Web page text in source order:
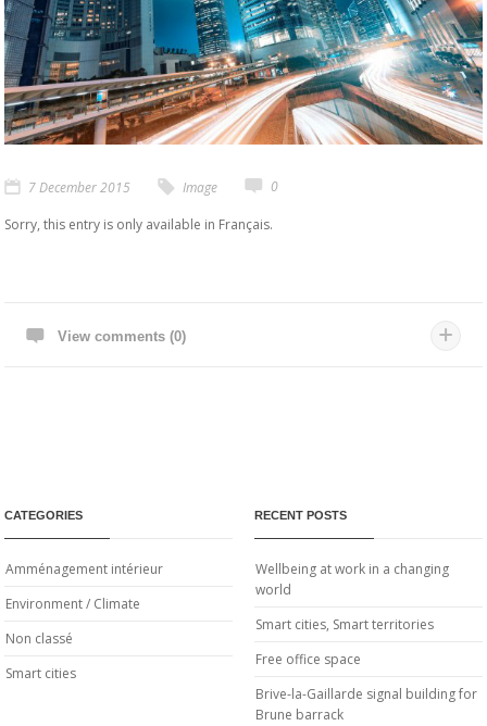
7 December 2015 Image 0
Sorry, this entry is only available in Français.
View comments (0)
CATEGORIES
Amménagement intérieur
Environment / Climate
Non classé
Smart cities
RECENT POSTS
Wellbeing at work in a changing
world
Smart cities, Smart territories
Free office space
Brive-la-Gaillarde signal building for
Brune barrack